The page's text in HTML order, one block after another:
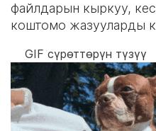
файлдарын кыркуу,
коштомо жазууларды
GIF сүрөттөрүн түзүү